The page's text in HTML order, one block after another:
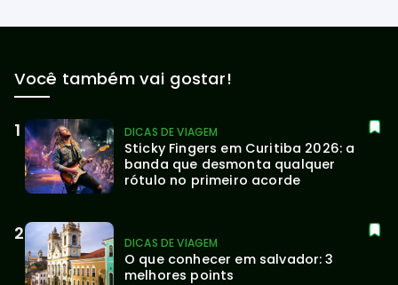
Você também vai gostar!
DICAS DE VIAGEM
Sticky Fingers em Curitiba 2026: a
banda que desmonta qualquer
rótulo no primeiro acorde
DICAS DE VIAGEM
O que conhecer em salvador: 3
melhores points